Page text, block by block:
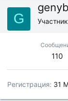
G Участник
110
Регистрация 31